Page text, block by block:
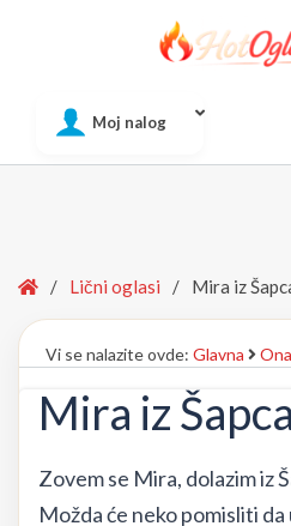
Moj nalog
Home
/ Lični oglasi / Mira iz
Vi se nalazite ovde: Glavna
Mira iz Šapca
Zovem se Mira, dolazim iz
Možda će neko pomisliti